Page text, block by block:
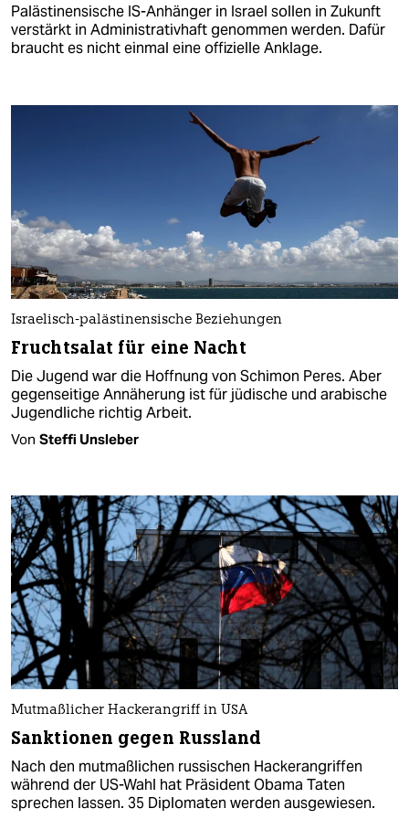
Palästinensische IS-Anhänger in Israel sollen in Zukunft
verstärkt in Administrativhaft genommen werden. Dafür
braucht es nicht einmal eine offizielle Anklage.
Israelisch-palästinensische Beziehungen
Fruchtsalat für eine Nacht
Die Jugend war die Hoffnung von Schimon Peres. Aber
gegenseitige Annäherung ist für jüdische und arabische
Jugendliche richtig Arbeit.
Von Steffi Unsleber
Mutmaßlicher Hackerangriff in USA
Sanktionen gegen Russland
Nach den mutmaßlichen russischen Hackerangriffen
während der US-Wahl hat Präsident Obama Taten
sprechen lassen. 35 Diplomaten werden ausgewiesen.